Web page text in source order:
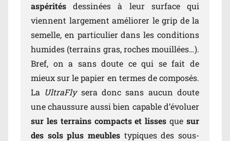
aspérités dessinées à leur surface qui
viennent largement améliorer le grip de la
semelle, en particulier dans les conditions
humides (terrains gras, roches mouillées…).
Bref, on a sans doute ce qui se fait de
mieux sur le papier en termes de composés.
La UltraFly sera donc sans aucun doute
une chaussure aussi bien capable d’évoluer
sur les terrains compacts et lisses que sur
des sols plus meubles typiques des sous-